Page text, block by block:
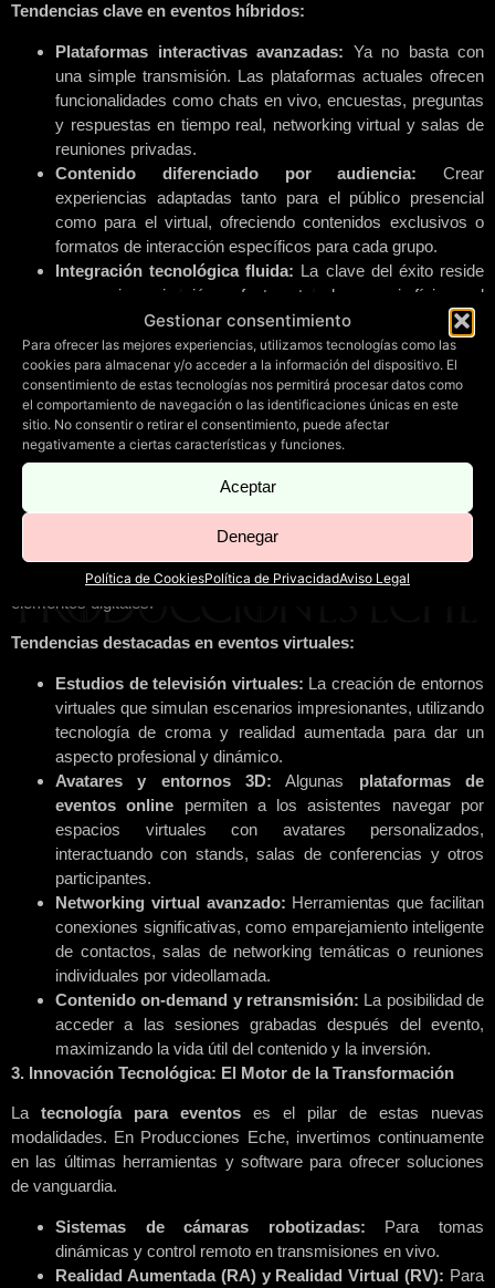
Gestionar consentimiento
Para ofrecer las mejores experiencias, utilizamos tecnologías como las
cookies para almacenar y/o acceder a la información del dispositivo. El
consentimiento de estas tecnologías nos permitirá procesar datos como
el comportamiento de navegación o las identificaciones únicas en este
sitio. No consentir o retirar el consentimiento, puede afectar
negativamente a ciertas características y funciones.
Aceptar
Denegar
Política de CookiesPolítica de PrivacidadAviso Legal
Tendencias clave en eventos híbridos:
Plataformas interactivas avanzadas: Ya no basta con
una simple transmisión. Las plataformas actuales ofrecen
funcionalidades como chats en vivo, encuestas, preguntas
y respuestas en tiempo real, networking virtual y salas de
reuniones privadas.
Contenido diferenciado por audiencia: Crear
experiencias adaptadas tanto para el público presencial
como para el virtual, ofreciendo contenidos exclusivos o
formatos de interacción específicos para cada grupo.
Integración tecnológica fluida: La clave del éxito reside
en una sincronización perfecta entre el escenario físico y el
entorno digital. Esto incluye desde la
producción de
streamingde alta calidad hasta la gestión de ponentes
remotos y la proyección de gráficos en tiempo real.
Uso de la gamificación:Incorporar elementos de juego
para mantener el engagement de la audiencia virtual, con
premios, rankings o desafíos.
2. Eventos Virtuales: Más Allá de la Videoconferencia
Los
han evolucionado enormemente. Ya no
son solo llamadas grupales, sino experiencias inmersivas
diseñadas para captar y retener la atención de los participantes.
La clave es recrear la atmósfera de un evento presencial con
elementos digitales.
Tendencias destacadas en eventos virtuales:
Estudios de televisión virtuales: La creación de entornos
virtuales que simulan escenarios impresionantes, utilizando
tecnología de croma y realidad aumentada para dar un
aspecto profesional y dinámico.
Avatares y entornos 3D: Algunas plataformas de
eventos online permiten a los asistentes navegar por
espacios virtuales con avatares personalizados,
interactuando con stands, salas de conferencias y otros
participantes.
Networking virtual avanzado: Herramientas que facilitan
conexiones significativas, como emparejamiento inteligente
de contactos, salas de networking temáticas o reuniones
individuales por videollamada.
Contenido on-demand y retransmisión: La posibilidad de
acceder a las sesiones grabadas después del evento,
maximizando la vida útil del contenido y la inversión.
3. Innovación Tecnológica: El Motor de la Transformación
La tecnología para eventos es el pilar de estas nuevas
modalidades. En Producciones Eche, invertimos continuamente
en las últimas herramientas y software para ofrecer soluciones
de vanguardia.
Sistemas de cámaras robotizadas: Para tomas
dinámicas y control remoto en transmisiones en vivo.
Realidad Aumentada (RA) y Realidad Virtual (RV): Para